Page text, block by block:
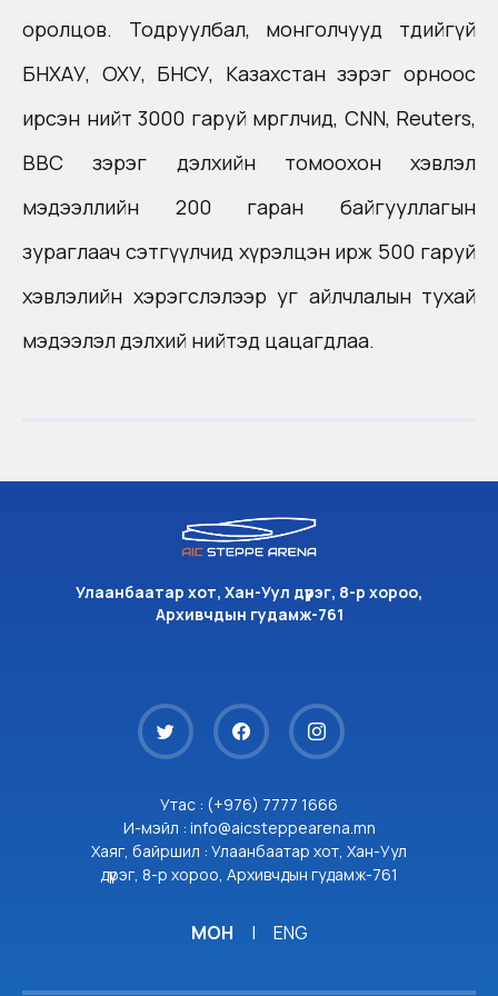
оролцов. Тодруулбал, монголчууд төдийгүй
БНХАУ, ОХУ, БНСУ, Казахстан зэрэг орноос
ирсэн нийт 3000 гаруй мөргөлчид, CNN, Reuters,
BBC зэрэг дэлхийн томоохон хэвлэл
мэдээллийн 200 гаран байгууллагын
зураглаач сэтгүүлчид хүрэлцэн ирж 500 гаруй
хэвлэлийн хэрэгслэлээр уг айлчлалын тухай
мэдээлэл дэлхий нийтэд цацагдлаа.
Улаанбаатар хот, Хан-Уул дүүрэг, 8-р хороо,
Архивчдын гудамж-761
Утас : (+976) 7777 1666
И-мэйл : info@aicsteppearena.mn
Хаяг, байршил : Улаанбаатар хот, Хан-Уул
дүүрэг, 8-р хороо, Архивчдын гудамж-761
МОН | ENG